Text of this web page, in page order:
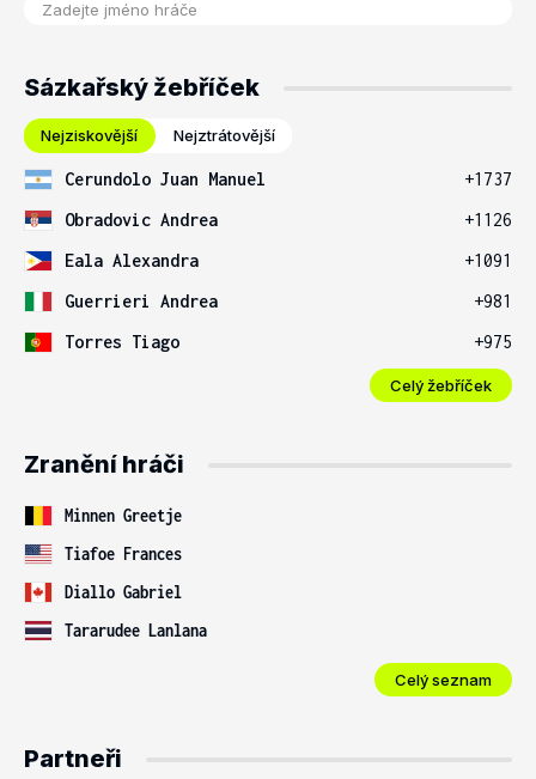
Sázkařský žebříček
Nejziskovější Nejztrátovější
Cerundolo Juan Manuel
+1737
Obradovic Andrea
+1126
Eala Alexandra
+1091
Guerrieri Andrea
+981
Torres Tiago
+975
Celý žebříček
Zranění hráči
Minnen Greetje
Tiafoe Frances
Diallo Gabriel
Tararudee Lanlana
Celý seznam
Partneři